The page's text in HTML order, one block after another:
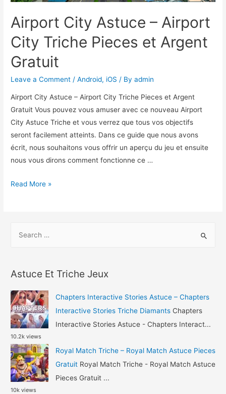
Airport City Astuce – Airport
City Triche Pieces et Argent
Gratuit
Leave a Comment /Android, iOS / Byadmin
Airport City Astuce – Airport City Triche Pieces et Argent
Gratuit Vous pouvez vous amuser avec ce nouveau Airport
City Astuce Triche et vous verrez que tous vos objectifs
seront facilement atteints. Dans ce guide que nous avons
écrit, nous souhaitons vous offrir un aperçu du jeu et ensuite
nous vous dirons comment fonctionne ce …
Airport
Airport
Pieces
Argent
Gratuit
Read More »
h
f
o
r
:
Astuce Et Triche Jeux
Chapters Interactive Stories Astuce – Chapters
Interactive Stories Triche Diamants Chapters
Interactive Stories Astuce - Chapters Interact...
10.2k views
Royal Match Triche – Royal Match Astuce Pieces
Gratuit Royal Match Triche - Royal Match Astuce
Pieces Gratuit ...
10k views